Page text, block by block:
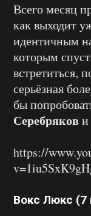
Всего месяц
как выходит
идентичным
которым
встретиться,
серьёзная
бы
Серебрякови
https://
Вокс Люкс (7